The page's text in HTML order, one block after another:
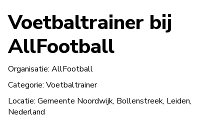
Voetbaltrainer bij
AllFootball
Organisatie: AllFootball
Categorie: Voetbaltrainer
Locatie: Gemeente Noordwijk, Bollenstreek, Leiden,
Nederland